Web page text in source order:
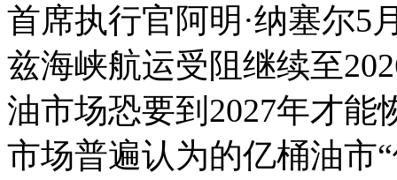
首席执行官阿明·纳塞尔5
兹海峡航运受阻继续至
油市场恐要到2027年才
市场普遍认为的亿桶油市